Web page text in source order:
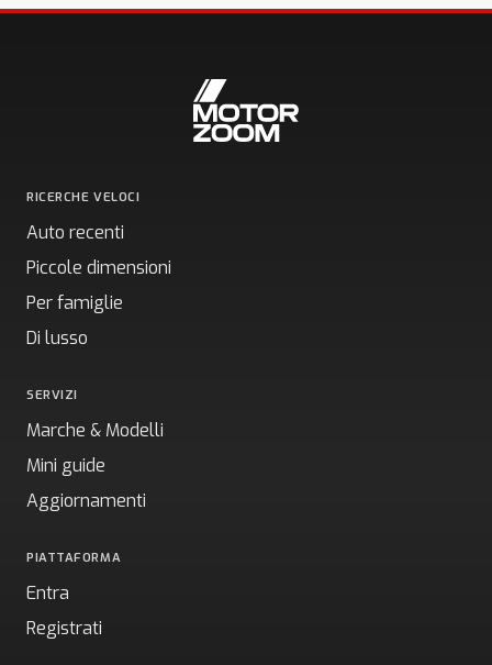
RICERCHE VELOCI
Auto recenti
Piccole dimensioni
Per famiglie
Di lusso
SERVIZI
Marche & Modelli
Mini guide
Aggiornamenti
PIATTAFORMA
Entra
Registrati